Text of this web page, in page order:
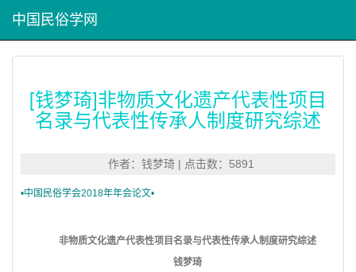
中国民俗学网
[钱梦琦]非物质文化遗产代表性项目
名录与代表性传承人制度研究综述
作者：钱梦琦 | 点击数：5891
•中国民俗学会2018年年会论文•
非物质文化遗产代表性项目名录与代表性传承人制度研究综述
钱梦琦